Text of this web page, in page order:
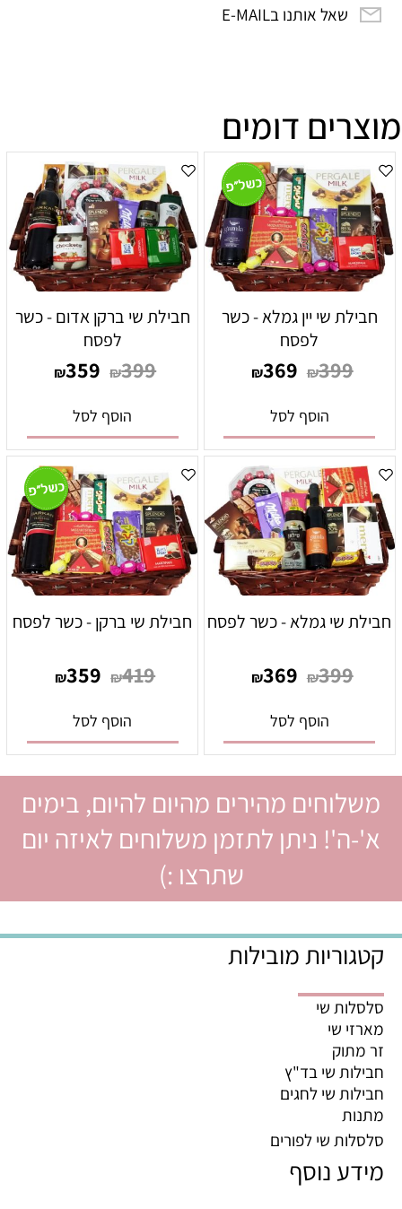
שאל אותנו בE-MAIL
מוצרים דומים
חבילת שי יין גמלא - כשר
לפסח
₪399
₪369
הוסף לסל
חבילת שי ברקן אדום - כשר
לפסח
₪399
₪359
הוסף לסל
חבילת שי גמלא - כשר לפסח
₪399
₪369
הוסף לסל
חבילת שי ברקן - כשר לפסח
₪419
₪359
הוסף לסל
משלוחים מהירים מהיום להיום, בימים
א'-ה'! ניתן לתזמן משלוחים לאיזה יום
שתרצו :)
קטגוריות מובילות
סלסלות שי
מארזי שי
זר מתוק
חבילות שי בד"ץ
חבילות שי לחגים
מתנות
סלסלות שי לפורים
מידע נוסף